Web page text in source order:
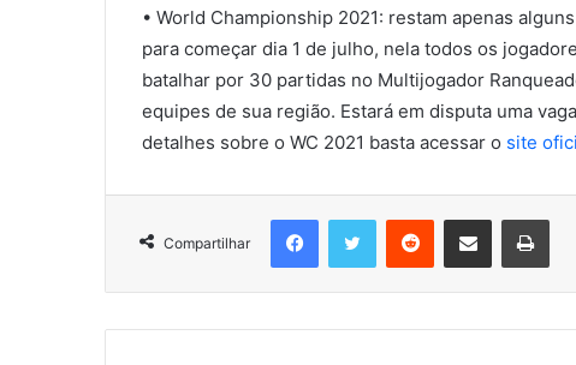
• World Championship 2021: restam apenas
para começar dia 1 de julho, nela todos os
batalhar por 30 partidas no Multijogador
equipes de sua região. Estará em disputa uma
detalhes sobre o WC 2021 basta acessar o site
Compartilhar